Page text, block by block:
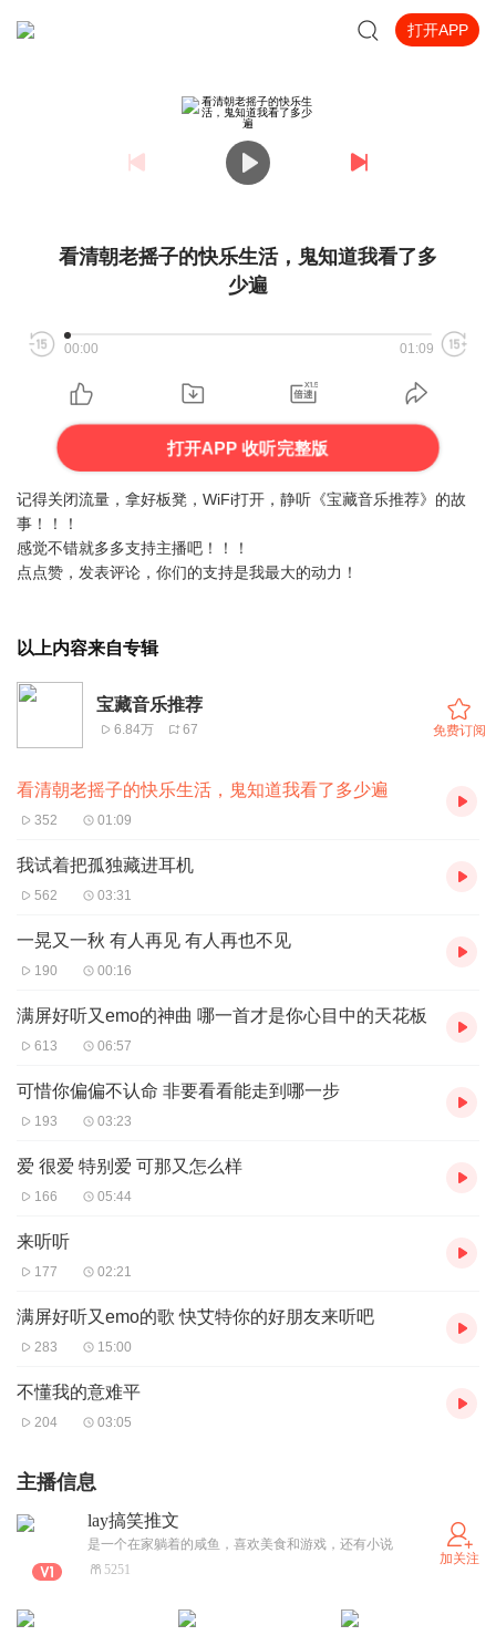
打开APP
看清朝老摇子的快乐生活，鬼知道我看了多
少遍
00:00 01:09
打开APP 收听完整版
记得关闭流量，拿好板凳，WiFi打开，静听《宝藏音乐推荐》的故
事！！！
感觉不错就多多支持主播吧！！！
点点赞，发表评论，你们的支持是我最大的动力！
以上内容来自专辑
宝藏音乐推荐
6.84万 67 免费订阅
看清朝老摇子的快乐生活，鬼知道我看了多少遍
352 01:09
我试着把孤独藏进耳机
562 03:31
一晃又一秋 有人再见 有人再也不见
190 00:16
满屏好听又emo的神曲 哪一首才是你心目中的天花板
613 06:57
可惜你偏偏不认命 非要看看能走到哪一步
193 03:23
爱 很爱 特别爱 可那又怎么样
166 05:44
来听听
177 02:21
满屏好听又emo的歌 快艾特你的好朋友来听吧
283 15:00
不懂我的意难平
204 03:05
主播信息
lay搞笑推文
是一个在家躺着的咸鱼，喜欢美食和游戏，还有小说
5251
加关注